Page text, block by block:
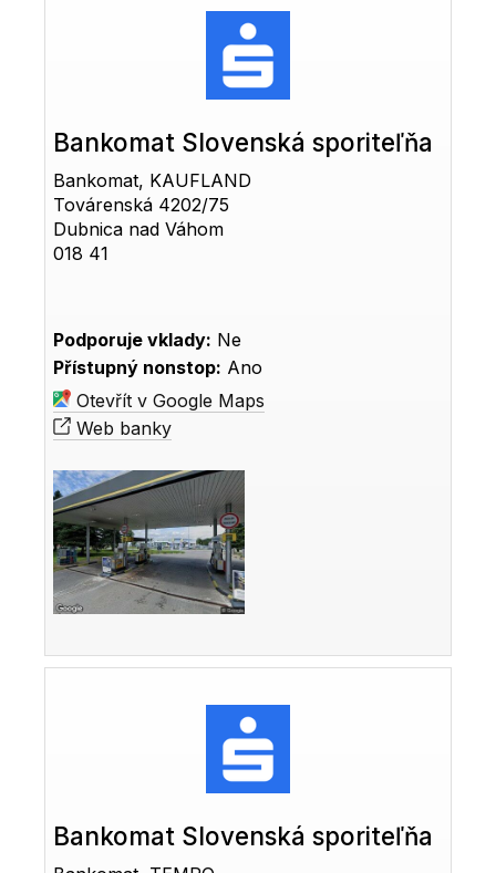
Bankomat Slovenská sporiteľňa
Bankomat, KAUFLAND
Továrenská 4202/75
Dubnica nad Váhom
018 41
Podporuje vklady: Ne
Přístupný nonstop: Ano
Otevřít v Google Maps
Web banky
Bankomat Slovenská sporiteľňa